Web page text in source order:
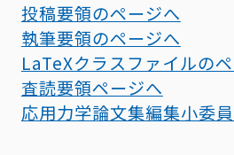
投稿要領のページへ
執筆要領のページへ
LaTeXクラスファイルの
査読要領ページへ
応用力学論文集編集小委